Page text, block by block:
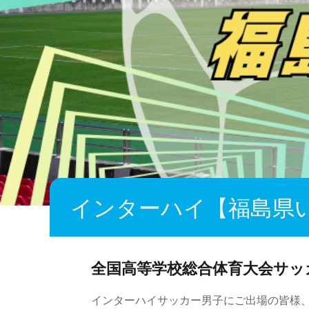
インターハイ【福島県
全国高等学校総合体育大会サ
インターハイサッカー男子にご出場の皆様